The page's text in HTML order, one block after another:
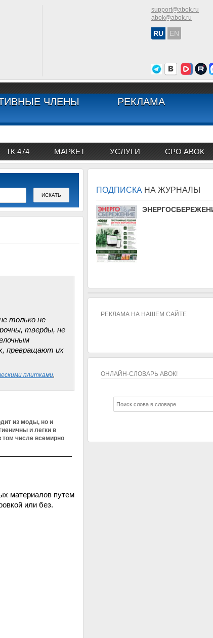
support@abok.ru
abok@abok.ru
RU EN
ЧЛЕНЫ
РЕКЛАМА
ТК 474 МАРКЕТ УСЛУГИ СРО АВОК
только не
тверды, не
превращают их
плитками,
из моды, но и
и легки в
том числе всемирно
материалов путем
или без.
ПОДПИСКА НА ЖУРНАЛЫ
РЕКЛАМА НА НАШЕМ САЙТЕ
ОНЛАЙН-СЛОВАРЬ АВОК!